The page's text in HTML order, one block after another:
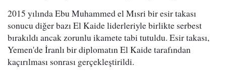
2015 yılında Ebu Muhammed el Mısri bir esir takası
sonucu diğer bazı El Kaide liderleriyle birlikte serbest
bırakıldı ancak zorunlu ikamete tabi tutuldu. Esir takası,
Yemen'de İranlı bir diplomatın El Kaide tarafından
kaçırılması sonrası gerçekleştirildi.